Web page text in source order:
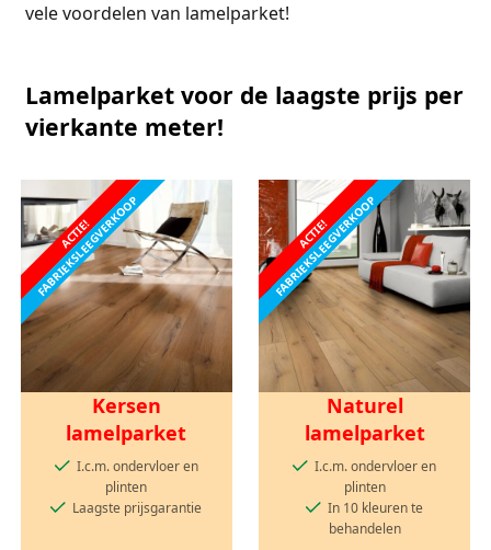
vele voordelen van lamelparket!
Lamelparket voor de laagste prijs per
vierkante meter!
ACTIE!
FABRIEKSLEEGVERKOOP
Kersen
lamelparket
I.c.m. ondervloer en
plinten
Laagste prijsgarantie
ACTIE!
FABRIEKSLEEGVERKOOP
Naturel
lamelparket
I.c.m. ondervloer en
plinten
In 10 kleuren te
behandelen